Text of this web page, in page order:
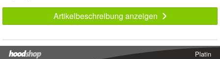
Artikelbeschreibung anzeigen
Platin